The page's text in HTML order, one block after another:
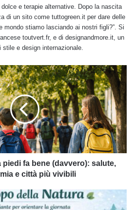
e terapie alternative. Dopo la nascita
di un sito come tuttogreen.it per dare delle
mondo stiamo lasciando ai nostri figli?”. Si
toutvert.fr, e di designandmore.it, un
stile e design internazionale.
piedi fa bene (davvero): salute,
e città più vivibili